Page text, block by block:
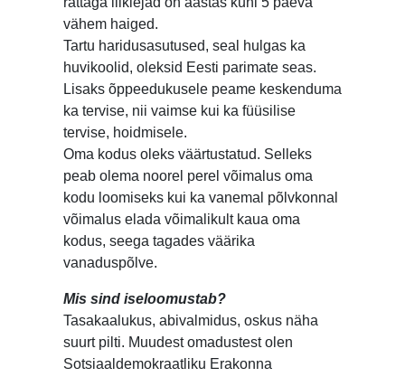
vähem haiged.
Tartu haridusasutused, seal hulgas ka
huvikoolid, oleksid Eesti parimate seas.
Lisaks õppeedukusele peame keskenduma
ka tervise, nii vaimse kui ka füüsilise
tervise, hoidmisele.
Oma kodus oleks väärtustatud. Selleks
peab olema noorel perel võimalus oma
kodu loomiseks kui ka vanemal põlvkonnal
võimalus elada võimalikult kaua oma
kodus, seega tagades väärika
vanaduspõlve.
Mis sind iseloomustab?
Tasakaalukus, abivalmidus, oskus näha
suurt pilti. Muudest omadustest olen
Sotsiaaldemokraatliku Erakonna